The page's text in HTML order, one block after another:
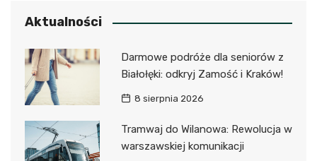
Aktualności
Darmowe podróże dla seniorów z
Białołęki: odkryj Zamość i Kraków!
8 sierpnia 2026
Tramwaj do Wilanowa: Rewolucja w
warszawskiej komunikacji